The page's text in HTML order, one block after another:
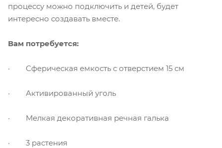
процессу можно подключить и детей, будет
интересно создавать вместе.
Вам потребуется:
· Сферическая емкость с отверстием 15 см
· Активированный уголь
· Мелкая декоративная речная галька
· 3 растения